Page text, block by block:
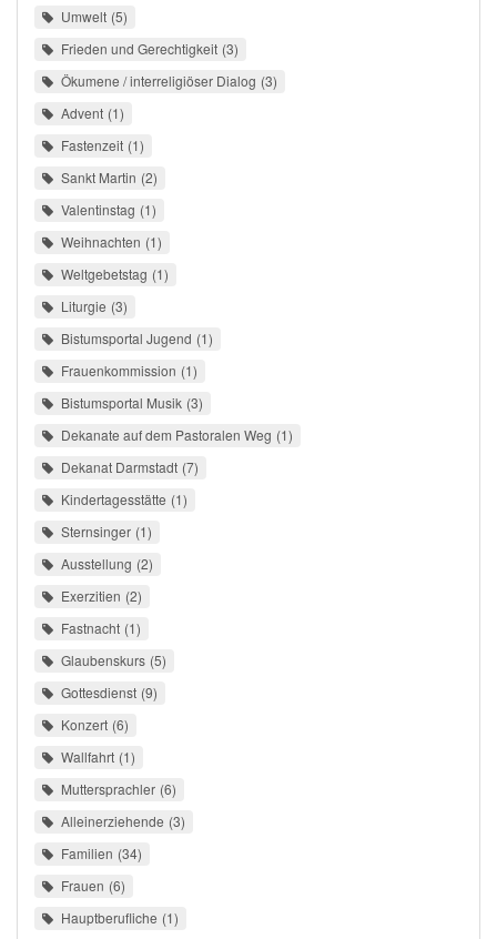
Umwelt 5
Frieden und Gerechtigkeit 3
Ökumene / interreligiöser Dialog 3
Advent 1
Fastenzeit 1
Sankt Martin 2
Valentinstag 1
Weihnachten 1
Weltgebetstag 1
Liturgie 3
Bistumsportal Jugend 1
Frauenkommission 1
Bistumsportal Musik 3
Dekanate auf dem Pastoralen Weg 1
Dekanat Darmstadt 7
Kindertagesstätte 1
Sternsinger 1
Ausstellung 2
Exerzitien 2
Fastnacht 1
Glaubenskurs 5
Gottesdienst 9
Konzert 6
Wallfahrt 1
Muttersprachler 6
Alleinerziehende 3
Familien 34
Frauen 6
Hauptberufliche 1